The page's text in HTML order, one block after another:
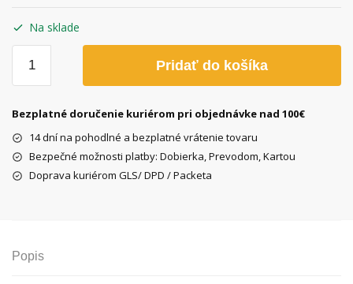
Na sklade
Duša
Welter
Pridať do košíka
Bezplatné doručenie kuriérom pri objednávke nad 100€
14 dní na pohodlné a bezplatné vrátenie tovaru
Bezpečné možnosti platby: Dobierka, Prevodom, Kartou
Doprava kuriérom GLS/ DPD / Packeta
Popis